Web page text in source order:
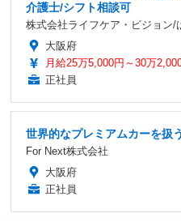
介護士/シフト相談可
株式会社ライフケア・ビジョン/
大阪府
月給25万5,000円～30万
正社員
世界的なプレミアムカーを扱
For Next株式会社
大阪府
正社員